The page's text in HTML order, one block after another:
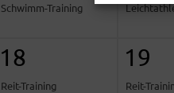
Schwimm-Training
18
Reit-Training
19
Reit-